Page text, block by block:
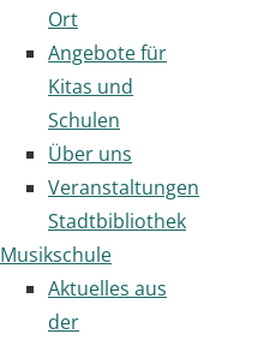
Ort
Angebote für
Kitas und
Schulen
Über uns
Veranstaltungen
Stadtbibliothek
Musikschule
Aktuelles aus
der